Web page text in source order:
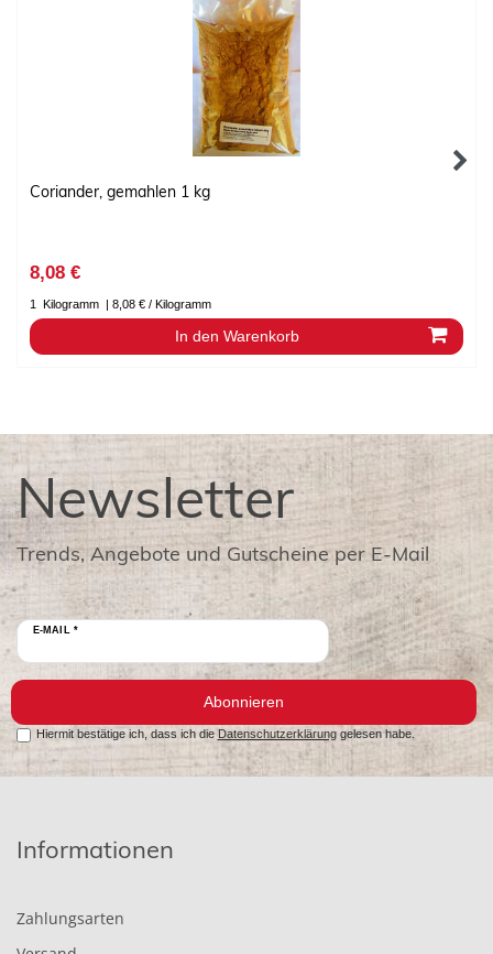
Coriander, gemahlen 1 kg
8,08 €
1 Kilogramm | 8,08 € / Kilogramm
In den Warenkorb
Newsletter
Trends, Angebote und Gutscheine per E-Mail
E-MAIL *
Abonnieren
Hiermit bestätige ich, dass ich die Datenschutzerklärunggelesen habe.
Informationen
Zahlungsarten